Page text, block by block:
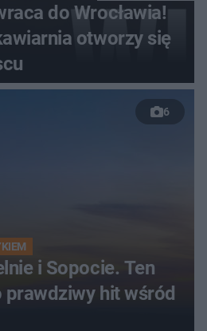
do Wrocławia!
otworzy się
6
i Sopocie. Ten
hit wśród